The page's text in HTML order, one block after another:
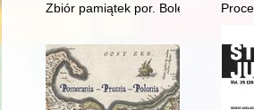
Zbiór pamiątek por. Bolesława